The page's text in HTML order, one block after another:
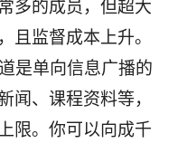
多的成员，但超大
且监督成本上升。
是单向信息广播的
闻、课程资料等，
限。你可以向成千